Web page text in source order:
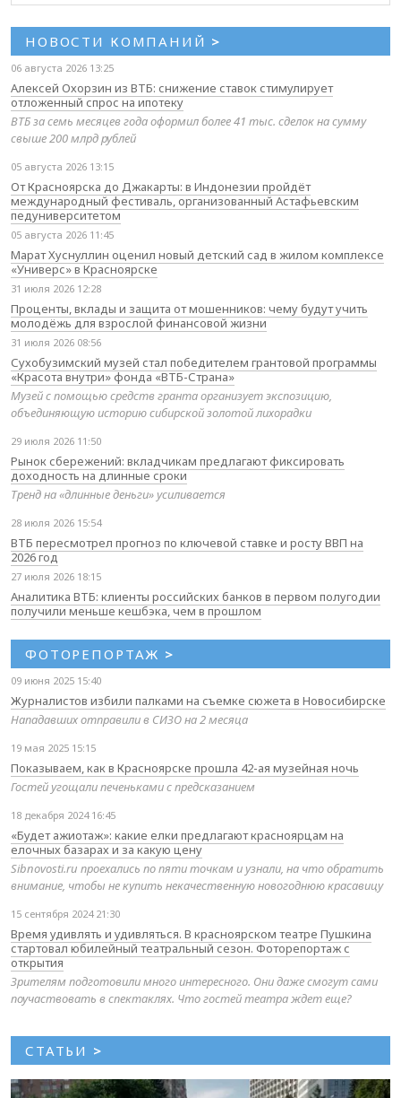
НОВОСТИ КОМПАНИЙ >
06 августа 2026 13:25
Алексей Охорзин из ВТБ: снижение ставок стимулирует
отложенный спрос на ипотеку
ВТБ за семь месяцев года оформил более 41 тыс. сделок на сумму
свыше 200 млрд рублей
05 августа 2026 13:15
От Красноярска до Джакарты: в Индонезии пройдёт
международный фестиваль, организованный Астафьевским
педуниверситетом
05 августа 2026 11:45
Марат Хуснуллин оценил новый детский сад в жилом комплексе
«Универс» в Красноярске
31 июля 2026 12:28
Проценты, вклады и защита от мошенников: чему будут учить
молодёжь для взрослой финансовой жизни
31 июля 2026 08:56
Сухобузимский музей стал победителем грантовой программы
«Красота внутри» фонда «ВТБ-Страна»
Музей с помощью средств гранта организует экспозицию,
объединяющую историю сибирской золотой лихорадки
29 июля 2026 11:50
Рынок сбережений: вкладчикам предлагают фиксировать
доходность на длинные сроки
Тренд на «длинные деньги» усиливается
28 июля 2026 15:54
ВТБ пересмотрел прогноз по ключевой ставке и росту ВВП на
2026 год
27 июля 2026 18:15
Аналитика ВТБ: клиенты российских банков в первом полугодии
получили меньше кешбэка, чем в прошлом
ФОТОРЕПОРТАЖ >
09 июня 2025 15:40
Журналистов избили палками на съемке сюжета в Новосибирске
Нападавших отправили в СИЗО на 2 месяца
19 мая 2025 15:15
Показываем, как в Красноярске прошла 42-ая музейная ночь
Гостей угощали печеньками с предсказанием
18 декабря 2024 16:45
«Будет ажиотаж»: какие елки предлагают красноярцам на
елочных базарах и за какую цену
Sibnovosti.ru проехались по пяти точкам и узнали, на что обратить
внимание, чтобы не купить некачественную новогоднюю красавицу
15 сентября 2024 21:30
Время удивлять и удивляться. В красноярском театре Пушкина
стартовал юбилейный театральный сезон. Фоторепортаж с
открытия
Зрителям подготовили много интересного. Они даже смогут сами
поучаствовать в спектаклях. Что гостей театра ждет еще?
СТАТЬИ >